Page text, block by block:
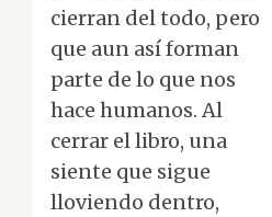
cierran del todo, pero
que aun así forman
parte de lo que nos
hace humanos. Al
cerrar el libro, una
siente que sigue
lloviendo dentro,